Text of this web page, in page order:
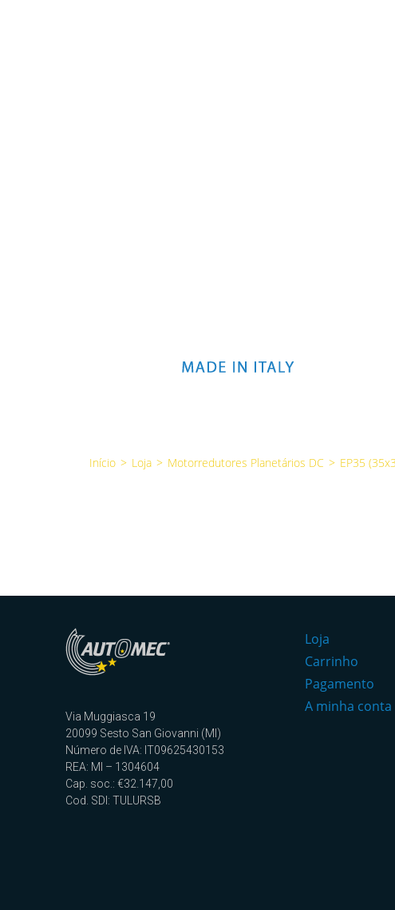
Início > Loja > Motorredutores Planetários DC > EP35
Via Muggiasca 19
20099 Sesto San Giovanni (MI)
Número de IVA: IT09625430153
REA: MI – 1304604
Cap. soc.: €32.147,00
Cod. SDI: TULURSB
Loja
Carrinho
Pagamento
A minha conta